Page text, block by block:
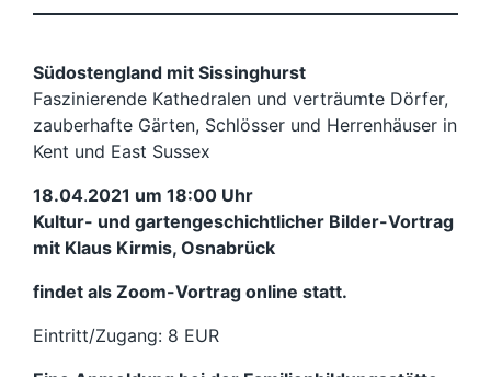
Südostengland mit Sissinghurst
Faszinierende Kathedralen und verträumte Dörfer,
zauberhafte Gärten, Schlösser und Herrenhäuser in
Kent und East Sussex
18.04.2021 um 18:00 Uhr
Kultur- und gartengeschichtlicher Bilder-Vortrag
mit Klaus Kirmis, Osnabrück
findet als Zoom-Vortrag online statt.
Eintritt/Zugang: 8 EUR